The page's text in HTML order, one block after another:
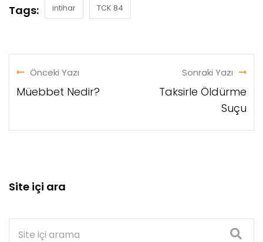
Tags: intihar TCK 84
Önceki Yazı
Müebbet Nedir?
Sonraki Yazı
Taksirle Öldürme
Suçu
Site içi ara